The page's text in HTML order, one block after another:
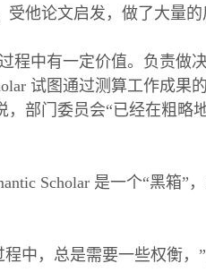
他论文启发，做了大量的
程中有一定价值。负责做
试图通过测算工作成果
部门委员会“已经在粗略
Scholar 是一个“黑箱”
中，总是需要一些权衡，